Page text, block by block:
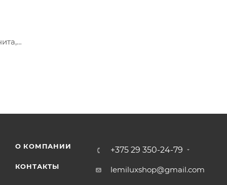
О КОМПАНИИ
КОНТАКТЫ
+375 29 350-24-79
lemiluxshop@gmail.com